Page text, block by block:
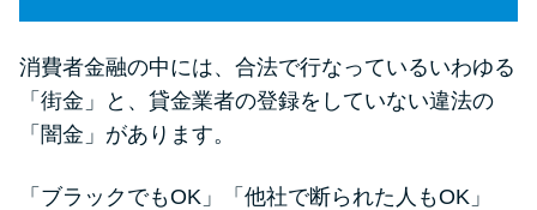
消費者金融の中には、合法で行なっているいわゆる
「街金」と、貸金業者の登録をしていない違法の
「闇金」があります。
「ブラックでもOK」「他社で断られた人もOK」